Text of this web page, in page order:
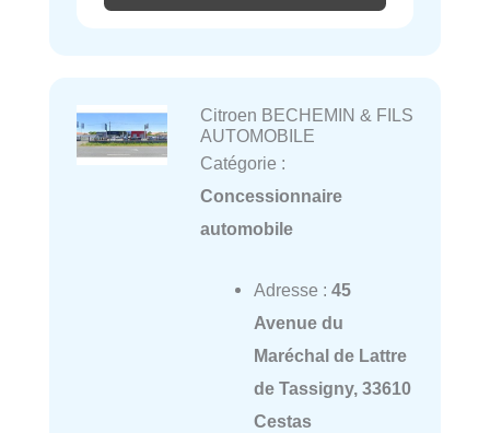
Citroen BECHEMIN & FILS
AUTOMOBILE
Catégorie :
Concessionnaire
automobile
Adresse : 45
Avenue du
Maréchal de Lattre
de Tassigny, 33610
Cestas